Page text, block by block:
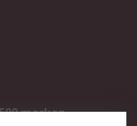
merken